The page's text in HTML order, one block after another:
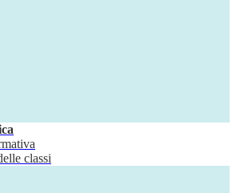
classi